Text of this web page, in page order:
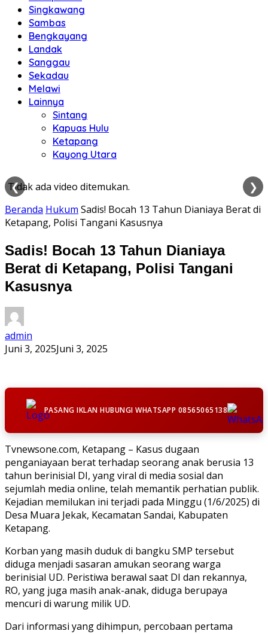
Singkawang
Sambas
Bengkayang
Landak
Sanggau
Sekadau
Melawi
Lainnya
Sintang
Kapuas Hulu
Ketapang
Kayong Utara
❮
Tidak ada video ditemukan. ❯
Beranda Hukum Sadis! Bocah 13 Tahun Dianiaya Berat di
Ketapang, Polisi Tangani Kasusnya
Sadis! Bocah 13 Tahun Dianiaya
Berat di Ketapang, Polisi Tangani
Kasusnya
admin
Juni 3, 2025Juni 3, 2025
PASANG IKLAN HUBUNGI WHATSAPP 08565065138
Tvnewsone.com, Ketapang – Kasus dugaan
penganiayaan berat terhadap seorang anak berusia 13
tahun berinisial DI, yang viral di media sosial dan
sejumlah media online, telah memantik perhatian publik.
Kejadian memilukan ini terjadi pada Minggu (1/6/2025) di
Desa Muara Jekak, Kecamatan Sandai, Kabupaten
Ketapang.
Korban yang masih duduk di bangku SMP tersebut
diduga menjadi sasaran amukan seorang warga
berinisial UD. Peristiwa berawal saat DI dan rekannya,
RO, yang juga masih anak-anak, diduga berupaya
mencuri di warung milik UD.
Dari informasi yang dihimpun, percobaan pertama